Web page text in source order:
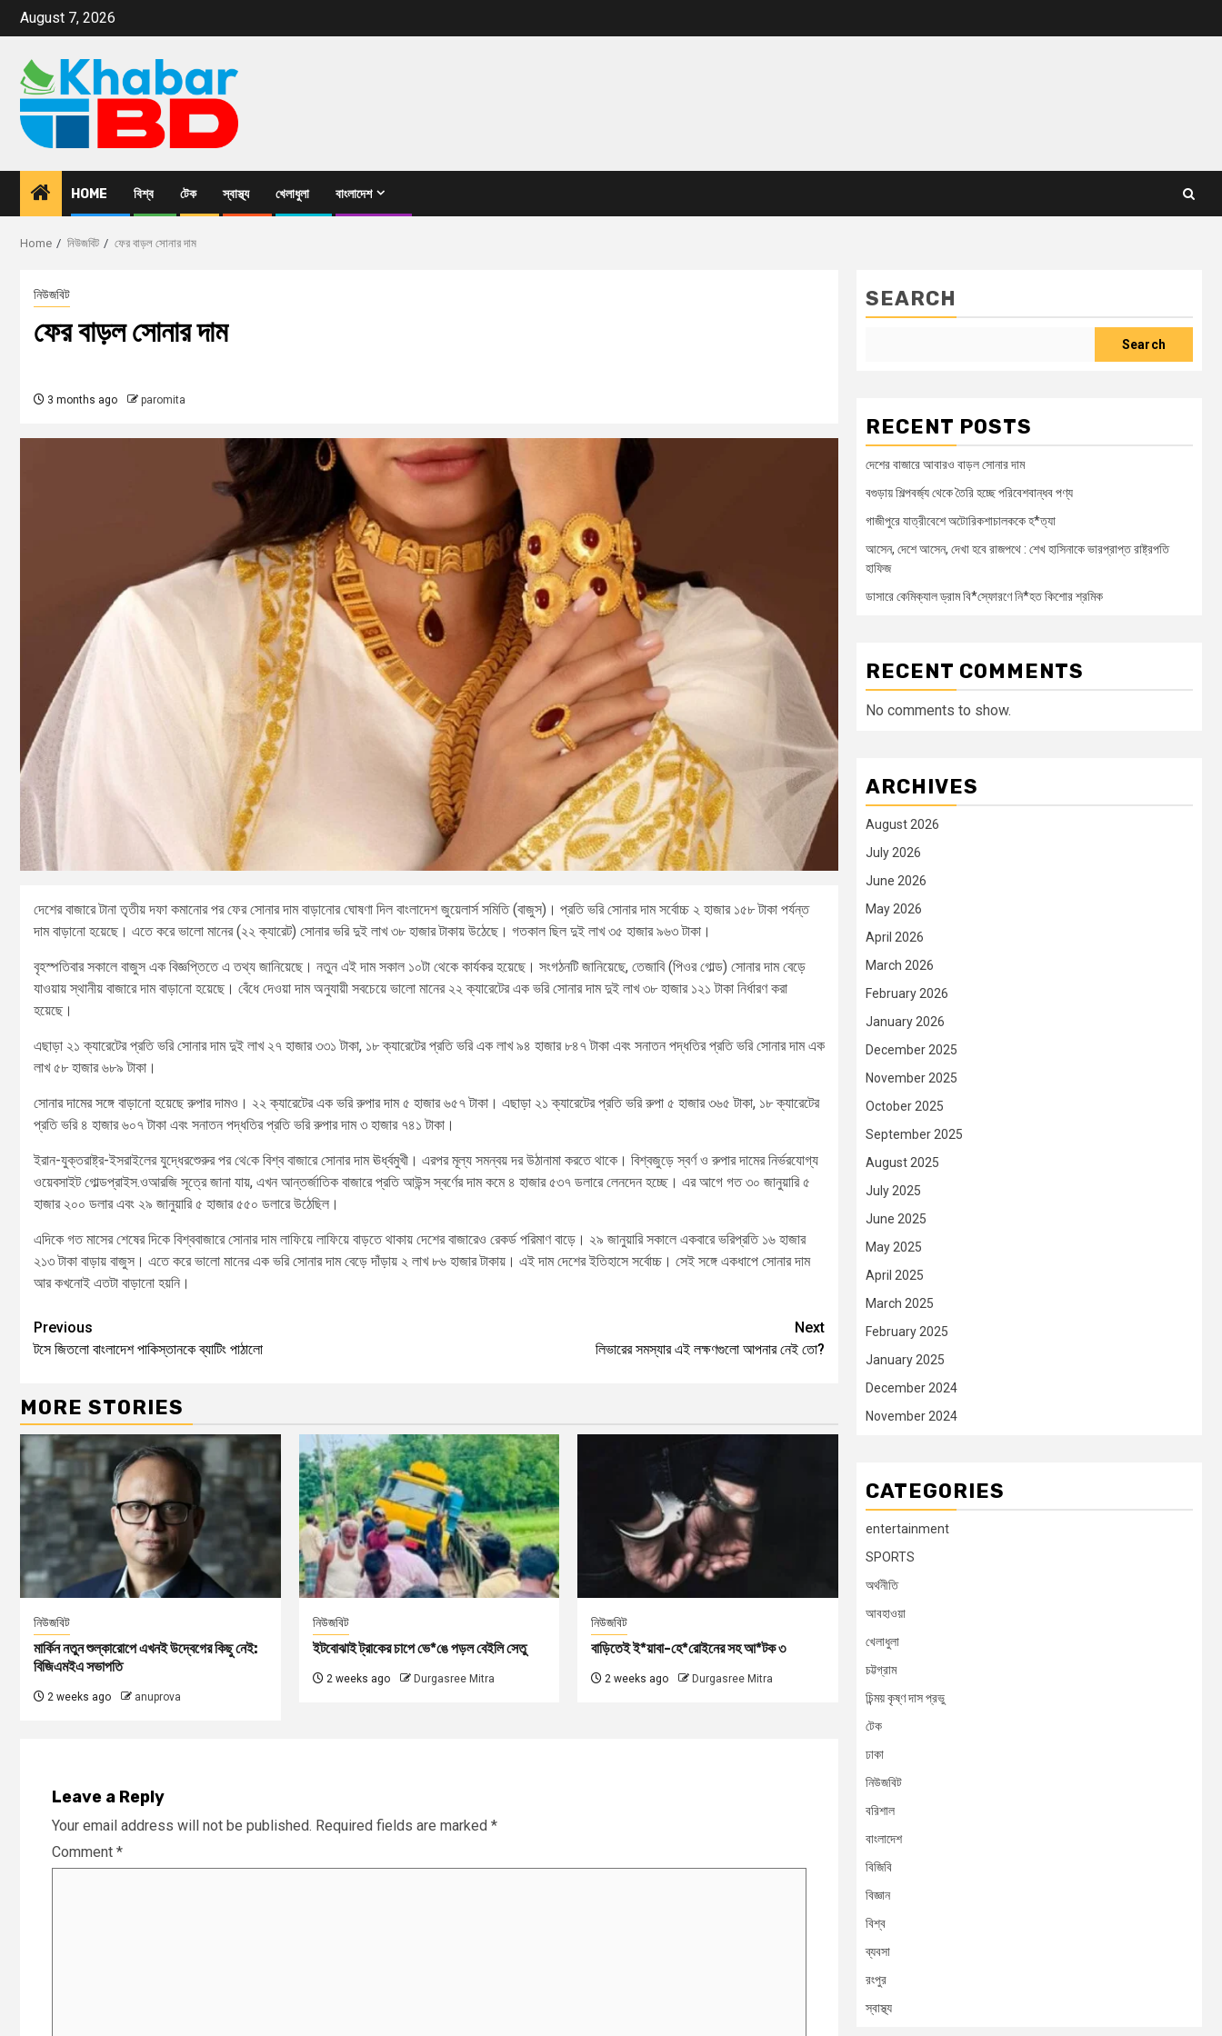
August 7, 2026
HOME বিশ্ব টেক স্বাস্থ্য খেলাধুলা বাংলাদেশ
Home নিউজবিট ফের বাড়ল সোনার দাম
নিউজবিট
ফের বাড়ল সোনার দাম
3 months ago paromita
দেশের বাজারে টানা তৃতীয় দফা কমানোর পর ফের সোনার দাম বাড়ানোর ঘোষণা দিল বাংলাদেশ জুয়েলার্স সমিতি (বাজুস)। প্রতি ভরি সোনার দাম সর্বোচ্চ ২ হাজার ১৫৮ টাকা পর্যন্ত
দাম বাড়ানো হয়েছে। এতে করে ভালো মানের (২২ ক্যারেট) সোনার ভরি দুই লাখ ৩৮ হাজার টাকায় উঠেছে। গতকাল ছিল দুই লাখ ৩৫ হাজার ৯৬৩ টাকা।
বৃহস্পতিবার সকালে বাজুস এক বিজ্ঞপ্তিতে এ তথ্য জানিয়েছে। নতুন এই দাম সকাল ১০টা থেকে কার্যকর হয়েছে। সংগঠনটি জানিয়েছে, তেজাবি (পিওর গোল্ড) সোনার দাম বেড়ে
যাওয়ায় স্থানীয় বাজারে দাম বাড়ানো হয়েছে। বেঁধে দেওয়া দাম অনুযায়ী সবচেয়ে ভালো মানের ২২ ক্যারেটের এক ভরি সোনার দাম দুই লাখ ৩৮ হাজার ১২১ টাকা নির্ধারণ করা
হয়েছে।
এছাড়া ২১ ক্যারেটের প্রতি ভরি সোনার দাম দুই লাখ ২৭ হাজার ৩৩১ টাকা, ১৮ ক্যারেটের প্রতি ভরি এক লাখ ৯৪ হাজার ৮৪৭ টাকা এবং সনাতন পদ্ধতির প্রতি ভরি সোনার দাম এক
লাখ ৫৮ হাজার ৬৮৯ টাকা।
সোনার দামের সঙ্গে বাড়ানো হয়েছে রুপার দামও। ২২ ক্যারেটের এক ভরি রুপার দাম ৫ হাজার ৬৫৭ টাকা। এছাড়া ২১ ক্যারেটের প্রতি ভরি রুপা ৫ হাজার ৩৬৫ টাকা, ১৮ ক্যারেটের
প্রতি ভরি ৪ হাজার ৬০৭ টাকা এবং সনাতন পদ্ধতির প্রতি ভরি রুপার দাম ৩ হাজার ৭৪১ টাকা।
ইরান-যুক্তরাষ্ট্র-ইসরাইলের যুদ্ধেরশেুরুর পর থে‌কে বিশ্ব বাজারে সোনার দাম ঊর্ধ্বমুখী। এরপর মূল্য সমন্বয় দর উঠানামা করতে থাকে। বিশ্বজুড়ে স্বর্ণ ও রুপার দামের নির্ভরযোগ্য
ওয়েবসাইট গোল্ডপ্রাইস.ওআরজি সূত্রে জানা যায়, এখন আন্তর্জাতিক বাজারে প্রতি আউন্স স্বর্ণের দাম কমে ৪ হাজার ৫৩৭ ডলারে লেনদেন হচ্ছে। এর আগে গত ৩০ জানুয়ারি ৫
হাজার ২০০ ডলার এবং ২৯ জানুয়ারি ৫ হাজার ৫৫০ ডলারে উঠেছিল।
এদিকে গত মাসের শেষের দিকে বিশ্ববাজারে সোনার দাম লাফিয়ে লাফিয়ে বাড়তে থাকায় দেশের বাজারেও রেকর্ড পরিমাণ বাড়ে। ২৯ জানুয়ারি সকালে একবারে ভরিপ্রতি ১৬ হাজার
২১৩ টাকা বাড়ায় বাজুস। এতে করে ভালো মানের এক ভরি সোনার দাম বেড়ে দাঁড়ায় ২ লাখ ৮৬ হাজার টাকায়। এই দাম দেশের ইতিহাসে সর্বোচ্চ। সেই সঙ্গে একধাপে সোনার দাম
আর কখনোই এতটা বাড়ানো হয়নি।
Previous
টসে জিতলো বাংলাদেশ পাকিস্তানকে ব্যাটিং পাঠালো
Next
লিভারের সমস্যার এই লক্ষণগুলো আপনার নেই তো?
MORE STORIES
নিউজবিট
মার্কিন নতুন শুল্কারোপে এখনই উদ্বেগের কিছু নেই:
বিজিএমইএ সভাপতি
2 weeks ago anuprova
নিউজবিট
ইটবোঝাই ট্রাকের চাপে ভে*ঙে পড়ল বেইলি সেতু
2 weeks ago Durgasree Mitra
নিউজবিট
বাড়িতেই ই*য়াবা-হে*রোইনের সহ আ*টক ৩
2 weeks ago Durgasree Mitra
Leave a Reply
Your email address will not be published. Required fields are marked *
Comment *
SEARCH
Search
RECENT POSTS
দেশের বাজারে আবারও বাড়ল সোনার দাম
বগুড়ায় শিল্পবর্জ্য থেকে তৈরি হচ্ছে পরিবেশবান্ধব পণ্য
গাজীপুরে যাত্রীবেশে অটোরিকশাচালককে হ*ত্যা
আসেন, দেশে আসেন, দেখা হবে রাজপথে : শেখ হাসিনাকে ভারপ্রাপ্ত রাষ্ট্রপতি
হাফিজ
ডাসারে কেমিক্যাল ড্রাম বি*স্ফোরণে নি*হত কিশোর শ্রমিক
RECENT COMMENTS
No comments to show.
ARCHIVES
August 2026
July 2026
June 2026
May 2026
April 2026
March 2026
February 2026
January 2026
December 2025
November 2025
October 2025
September 2025
August 2025
July 2025
June 2025
May 2025
April 2025
March 2025
February 2025
January 2025
December 2024
November 2024
CATEGORIES
entertainment
SPORTS
অর্থনীতি
আবহাওয়া
খেলাধুলা
চট্টগ্রাম
চিন্ময় কৃষ্ণ দাস প্রভু
টেক
ঢাকা
নিউজবিট
বরিশাল
বাংলাদেশ
বিজিবি
বিজ্ঞান
বিশ্ব
ব্যবসা
রংপুর
স্বাস্থ্য